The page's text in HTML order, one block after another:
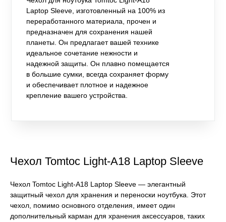
Laptop Sleeve, изготовленный на 100% из
переработанного материала, прочен и
предназначен для сохранения нашей
планеты. Он предлагает вашей технике
идеальное сочетание нежности и
надежной защиты. Он плавно помещается
в большие сумки, всегда сохраняет форму
и обеспечивает плотное и надежное
крепление вашего устройства.
Чехол Tomtoc Light-A18 Laptop Sleeve
Чехол Tomtoc Light-A18 Laptop Sleeve — элегантный
защитный чехол для хранения и переноски ноутбука. Этот
чехол, помимо основного отделения, имеет один
дополнительный карман для хранения аксессуаров, таких